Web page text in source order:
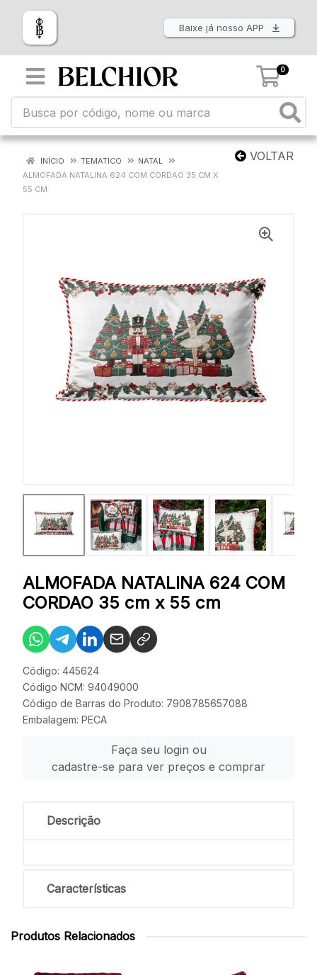
Baixe já nosso APP
0
VOLTAR
INÍCIO TEMATICO
NATAL
ALMOFADA NATALINA 624 COM CORDAO 35 CM X
55 CM
ALMOFADA NATALINA 624 COM
CORDAO 35 cm x 55 cm
Código: 445624
Código NCM: 94049000
Código de Barras do Produto: 7908785657088
Embalagem: PECA
Faça seu login ou
cadastre-se para ver preços e comprar
Descrição
Características
Produtos Relacionados